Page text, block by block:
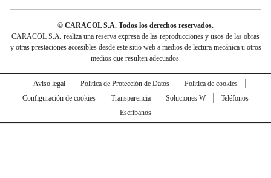
© CARACOL S.A. Todos los derechos reservados.
CARACOL S.A. realiza una reserva expresa de las reproducciones y usos de las obras
y otras prestaciones accesibles desde este sitio web a medios de lectura mecánica u otros
medios que resulten adecuados.
Aviso legal Política de Protección de Datos
Política de cookies
Configuración de cookies
Transparencia Soluciones W
Teléfonos
Escríbanos